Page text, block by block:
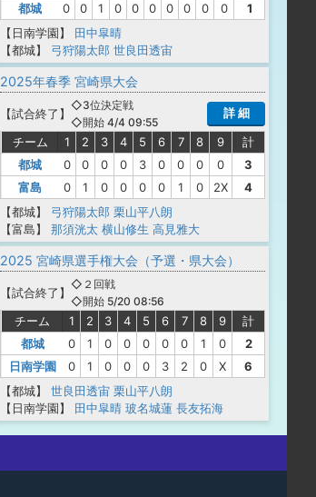
都城
0 0 1 0 0 0 0 0 0 0
1
【日南学園】
田中皐晴
【都城】
弓狩陽太郎 世良田透宙
2025年春季 宮崎県大会
【試合終了 】
◇3位決定戦
◇開始 4/4 09:55
詳 細
チーム 1 2 3 4 5 6 7 8 9
計
都城
0 0 0 0 3 0 0 0 0
3
富島
0 1 0 0 0 0 1 0 2X
4
【都城】
弓狩陽太郎 栗山平八朗
【富島】
那須洸太 横山修生 高見雅大
2025 宮崎県選手権大会（予選・県大会）
【試合終了 】
◇２回戦
◇開始 5/20 08:56
チーム 1 2 3 4 5 6 7 8 9
計
都城
0 1 0 0 0 0 0 1 0
2
日南学園
0 1 0 0 0 3 2 0 X
6
【都城】
世良田透宙 栗山平八朗
【日南学園】
田中皐晴 玻名城蓮 長友拓海